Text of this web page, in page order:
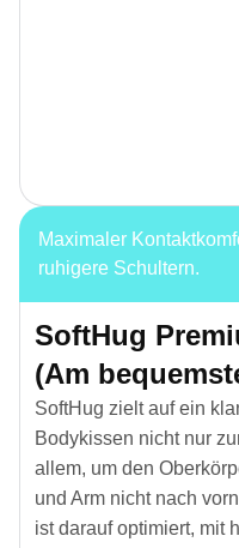
Maximaler
ruhigere Schultern.
SoftHug
(Am
SoftHug zielt auf ein
Bodykissen nicht nur
allem, um den
und Arm nicht nach
ist darauf optimiert, mit